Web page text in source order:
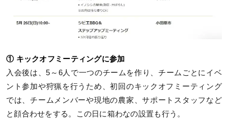
① キックオフミーティングに参加
入会後は、5～6人で一つのチームを作り、チームごとにイベ
ント参加や狩猟を行うため、初回のキックオフミーティング
では、チームメンバーや現地の農家、サポートスタッフなど
と顔合わせをする。この日に箱わなの設置も行う。